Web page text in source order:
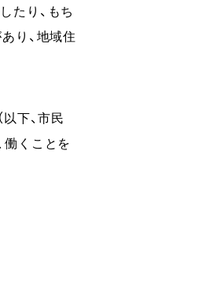
たり、もち
り、地域住
下、市民
働くことを